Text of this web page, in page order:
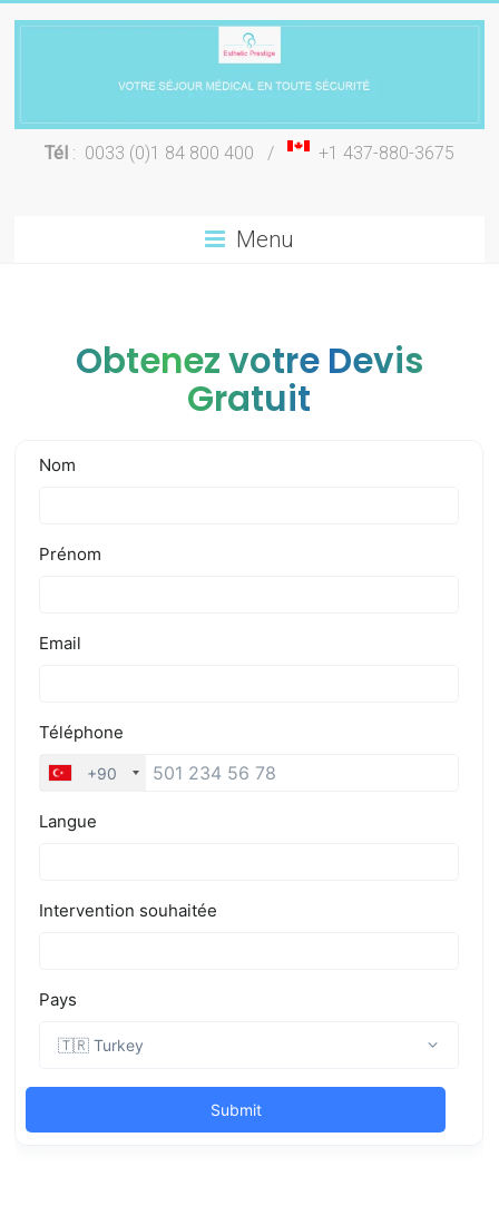
Chirurgie
Tél: 0033 (0)1 84 800 400 / +1 437-880-3675
Menu
Obtenez votre Devis
Gratuit